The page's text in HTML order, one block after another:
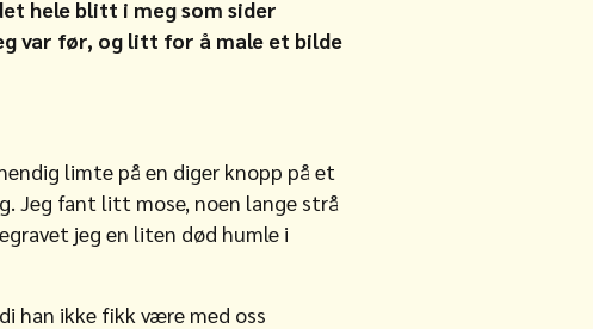
hele blitt i meg som sider
var før, og litt for å male et bilde
limte på en diger knopp på et
Jeg fant litt mose, noen lange strå
jeg en liten død humle i
han ikke fikk være med oss